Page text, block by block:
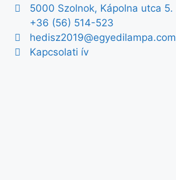
5000 Szolnok, Kápolna utca 5.
+36 (56) 514-523
hedisz2019@egyedilampa.com
Kapcsolati ív